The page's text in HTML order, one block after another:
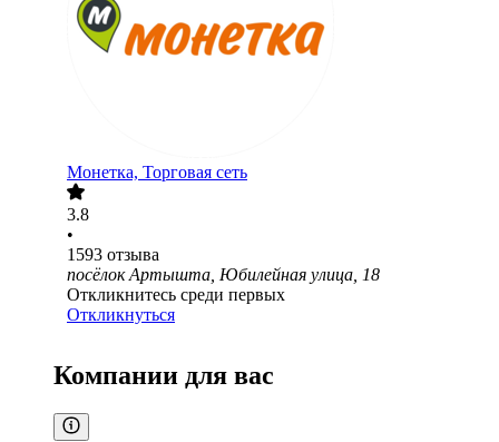
Монетка, Торговая сеть
3.8
•
1593 отзыва
посёлок Артышта, Юбилейная улица, 18
Откликнитесь среди первых
Откликнуться
Компании для вас